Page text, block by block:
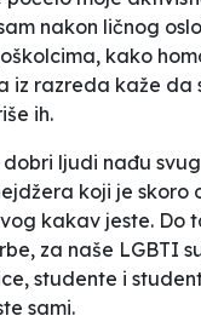
nakon ličnog
kako
iz razreda kaže da
ih.
ljudi nađu
koji je skoro
kakav jeste. Do
za naše LGBTI
studente i
sami.